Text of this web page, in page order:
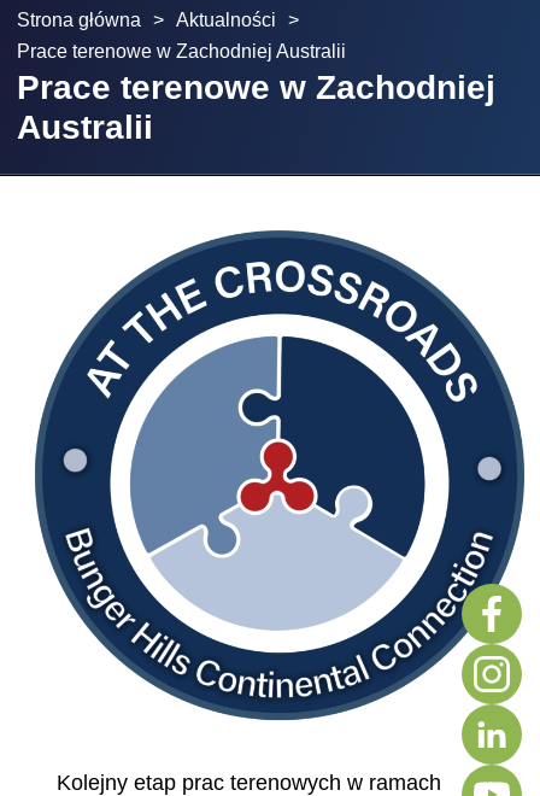
Strona główna > Aktualności
>
Prace terenowe w Zachodniej Australii
Prace terenowe w Zachodniej
Australii
Kolejny etap prac terenowych w ramach